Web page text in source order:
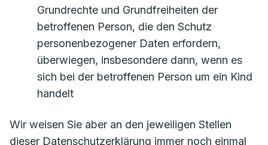
Grundrechte und Grundfreiheiten der
betroffenen Person, die den Schutz
personenbezogener Daten erfordern,
überwiegen, insbesondere dann, wenn es
sich bei der betroffenen Person um ein Kind
handelt
Wir weisen Sie aber an den jeweiligen Stellen
dieser Datenschutzerklärung immer noch einmal